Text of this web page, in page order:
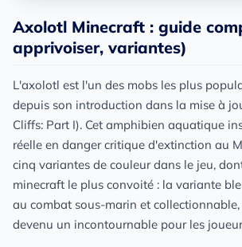
Axolotl Minecraft : guide
apprivoiser, variantes)
L'axolotl est l'un des mobs les plus
depuis son introduction dans la mise à
Cliffs: Part I). Cet amphibien aquatique
réelle en danger critique d'extinction au
cinq variantes de couleur dans le jeu,
minecraft le plus convoité : la variante
au combat sous-marin et
devenu un incontournable pour les